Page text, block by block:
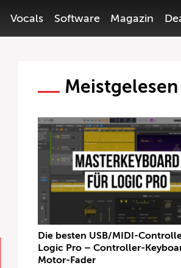
Vocals Software Magazin
Meistgelesen
Die besten USB/MIDI-
Logic Pro – Controller-
Motor-Fader